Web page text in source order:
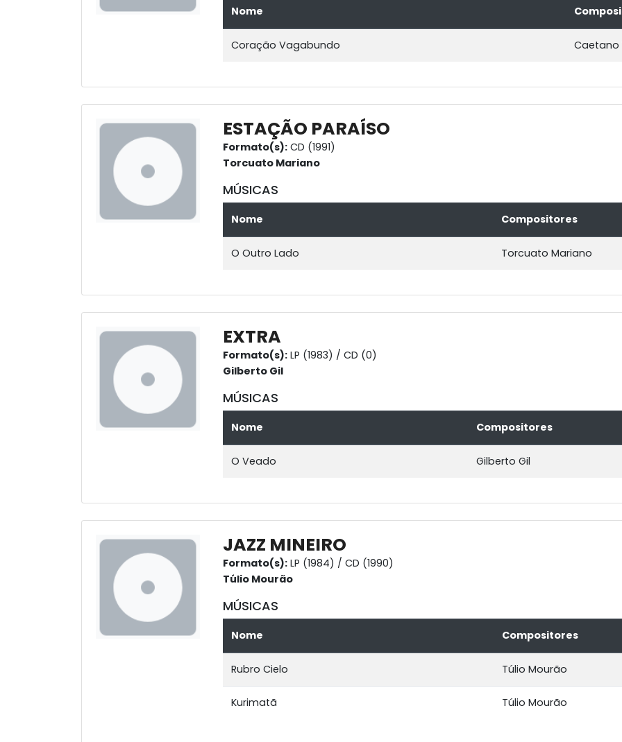
Nome
Coração Vagabundo Caetano
ESTAÇÃO PARAÍSO
Formato(s): CD (1991)
Torcuato Mariano
MÚSICAS
Nome Compositores
O Outro Lado Torcuato Mariano
EXTRA
Formato(s): LP (1983) / CD (0)
Gilberto Gil
MÚSICAS
Nome Compositores
O Veado Gilberto Gil
JAZZ MINEIRO
Formato(s): LP (1984) / CD (1990)
Túlio Mourão
MÚSICAS
Nome Compositores
Rubro Cielo Túlio Mourão
Kurimatã Túlio Mourão